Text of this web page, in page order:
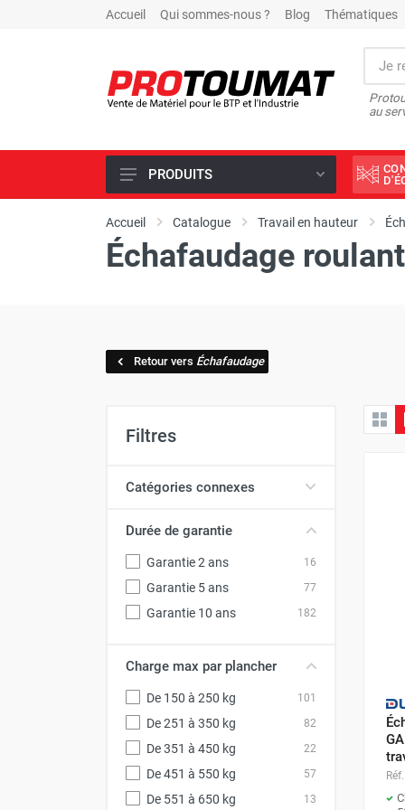
Accueil Qui sommes-nous ? Blog Thématiques
au
PROMOTIONS D'USINE
OUTILS DIAMANT
MALAXEUR
MATÉRIEL DE DÉMOLITION
TRAVAIL EN HAUTEUR
ROUTIER
MACHINE DE PROJECTION ET
MATÉRIEL DE SABLAGE
ET MOQUETTE
ESPACE VERT
TRANSPALETTE, GERBEUR ET
MANUTENTION
MANUTENTION ET LEVAGE
DE CHANTIER
PRODUITS
Accueil Catalogue Travail en hauteur
Échafaudage
Retour vers Échafaudage
Filtres
Catégories connexes
Durée de garantie
Garantie 2 ans 16
Garantie 5 ans 77
Garantie 10 ans 182
Charge max par plancher
De 150 à 250 kg 101
De 251 à 350 kg 82
De 351 à 450 kg 22
De 451 à 550 kg 57
De 551 à 650 kg 13